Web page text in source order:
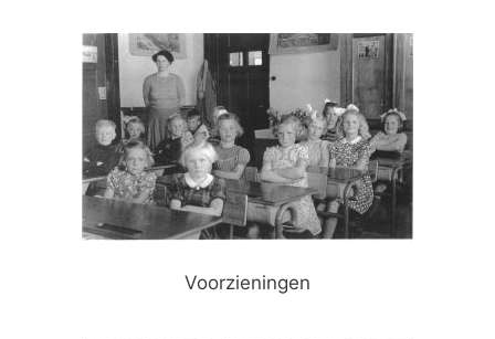
Voorzieningen